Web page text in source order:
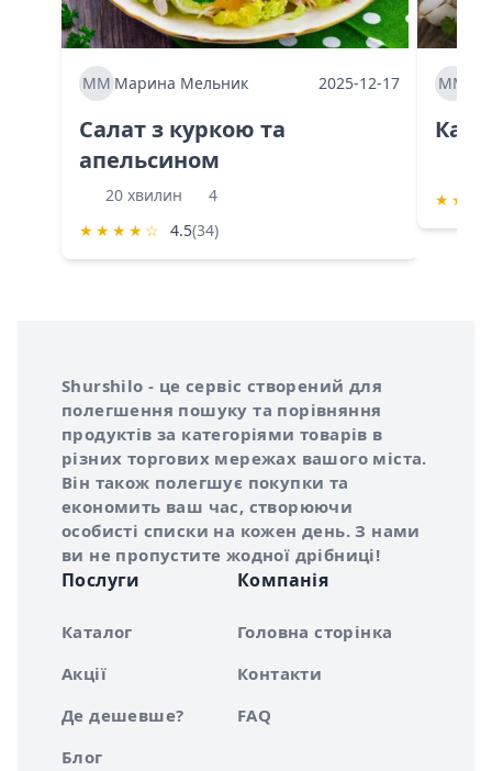
ММ Марина Мельник 2025-12-17
Салат з куркою та
апельсином
20 хвилин
4
★ ★ ★ ★ ☆ 4.5(34)
ММ
★ ★
Про сервіс Shurshilo
Shurshilo - це сервіс створений для
полегшення пошуку та порівняння
продуктів за категоріями товарів в
різних торгових мережах вашого міста.
Він також полегшує покупки та
економить ваш час, створюючи
особисті списки на кожен день. З нами
ви не пропустите жодної дрібниці!
Послуги
Каталог
Акції
Де дешевше?
Блог
Компанія
Головна сторінка
Контакти
FAQ